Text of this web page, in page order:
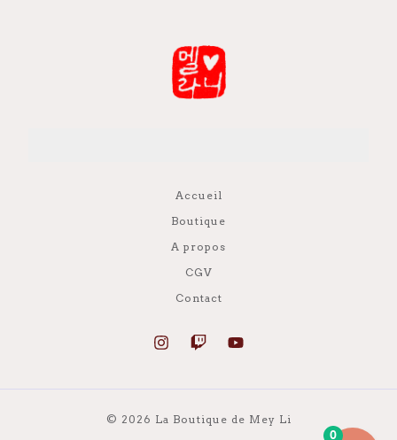
Accueil
Boutique
A propos
CGV
Contact
© 2026 La Boutique de Mey Li
0